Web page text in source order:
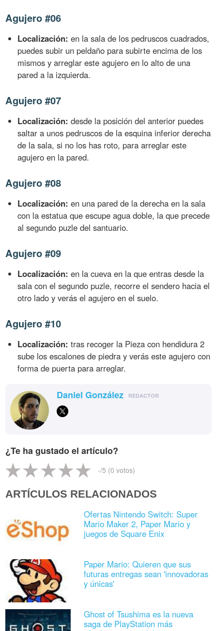
Agujero #06
Localización: en la sala de los pedruscos cuadrados,
puedes subir un peldaño para subirte encima de los
mismos y arreglar este agujero en lo alto de una
pared a la izquierda.
Agujero #07
Localización: desde la posición del anterior puedes
saltar a unos pedruscos de la esquina inferior derecha
de la sala, si no los has roto, para arreglar este
agujero en la pared.
Agujero #08
Localización: en una pared de la derecha en la sala
con la estatua que escupe agua doble, la que precede
al segundo puzle del santuario.
Agujero #09
Localización: en la cueva en la que entras desde la
sala con el segundo puzle, recorre el sendero hacia el
otro lado y verás el agujero en el suelo.
Agujero #10
Localización: tras recoger la Pieza con hendidura 2
sube los escalones de piedra y verás este agujero con
forma de puerta para arreglar.
Daniel González REDACTOR
¿Te ha gustado el artículo?
-/5 (0 votos)
ARTÍCULOS RELACIONADOS
Ofertas Nintendo Switch: Super
Mario Maker 2, Paper Mario y
juegos de Square Enix
Paper Mario: Quieren que sus
futuras entregas sean 'innovadoras
y únicas'
Ghost of Tsushima es la nueva
saga de PlayStation más